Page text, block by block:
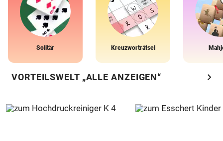
Solitär Kreuzworträtsel
VORTEILSWELT „ALLE ANZEIGEN“ chevron_right